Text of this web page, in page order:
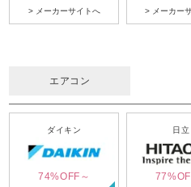
> メーカーサイトへ > メーカー
エアコン
ダイキン
74%OFF～
日立